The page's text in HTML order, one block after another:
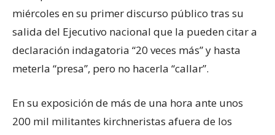
miércoles en su primer discurso público tras su
salida del Ejecutivo nacional que la pueden citar a
declaración indagatoria “20 veces más” y hasta
meterla “presa”, pero no hacerla “callar”.
En su exposición de más de una hora ante unos
200 mil militantes kirchneristas afuera de los